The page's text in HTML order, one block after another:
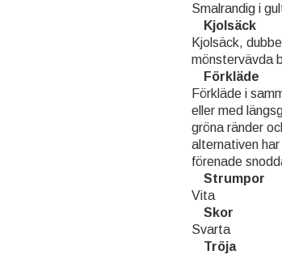
Smalrandig i
Kjolsäck
Kjolsäck,
mönstervävda
Förkläde
Förkläde i
eller med
gröna ränder
alternativen
förenade
Strumpor
Vita
Skor
Svarta
Tröja